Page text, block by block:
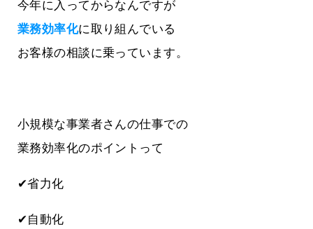
今年に入ってからなんですが
業務効率化に取り組んでいる
お客様の相談に乗っています。
小規模な事業者さんの仕事での
業務効率化のポイントって
✔省力化
✔自動化